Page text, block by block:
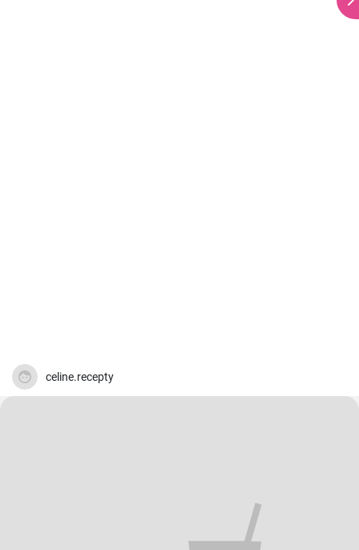
celine.recepty